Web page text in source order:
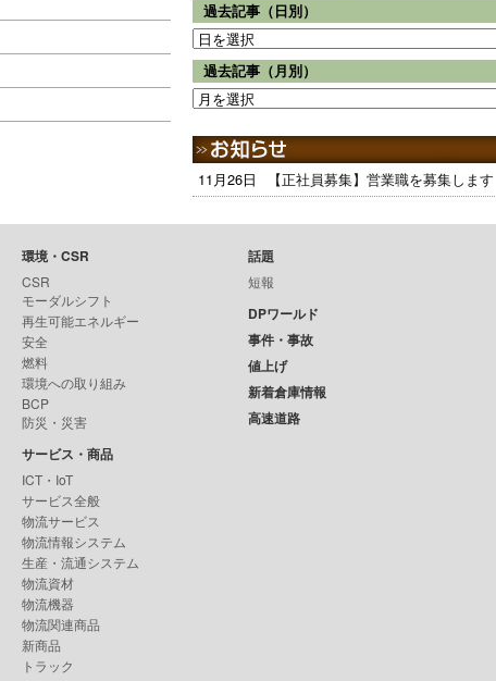
過去記事（日別）
過去記事（月別）
11月26日 【正社員募集】営業職を募集します
環境・CSR
CSR
モーダルシフト
再生可能エネルギー
安全
燃料
環境への取り組み
BCP
防災・災害
サービス・商品
ICT・IoT
サービス全般
物流サービス
物流情報システム
生産・流通システム
物流資材
物流機器
物流関連商品
新商品
トラック
話題
短報
DPワールド
事件・事故
値上げ
新着倉庫情報
高速道路